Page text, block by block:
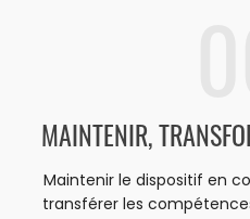
MAINTENIR,
Maintenir le dispositif en
transférer les